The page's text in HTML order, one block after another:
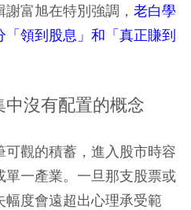
富旭在特別強調， 老白學
「領到股息」和「真正賺到
沒有配置的概念
觀的積蓄，進入股市時容
一產業。一旦那支股票或
度會遠超出心理承受範